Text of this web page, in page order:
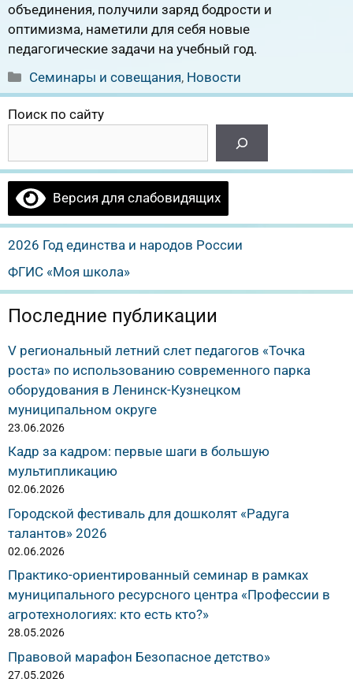
объединения, получили заряд бодрости и
оптимизма, наметили для себя новые
педагогические задачи на учебный год.
Рубрики
Семинары и совещания, Новости
Поиск по сайту
Версия для слабовидящих
2026 Год единства и народов России
ФГИС «Моя школа»
Последние публикации
V региональный летний слет педагогов «Точка
роста» по использованию современного парка
оборудования в Ленинск-Кузнецком
муниципальном округе
23.06.2026
Кадр за кадром: первые шаги в большую
мультипликацию
02.06.2026
Городской фестиваль для дошколят «Радуга
талантов» 2026
02.06.2026
Практико-ориентированный семинар в рамках
муниципального ресурсного центра «Профессии в
агротехнологиях: кто есть кто?»
28.05.2026
Правовой марафон Безопасное детство»
27.05.2026